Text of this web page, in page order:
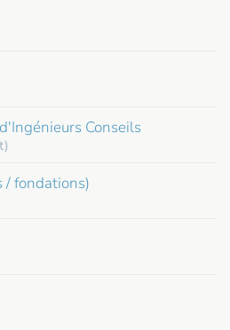
Conseils
fondations)